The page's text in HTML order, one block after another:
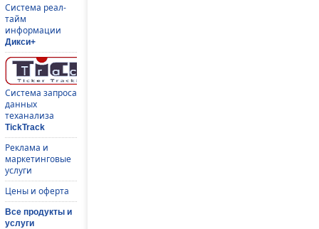
Система реал-
тайм
информации
Дикси+
Система запроса
данных
теханализа
TickTrack
Реклама и
маркетинговые
услуги
Цены и оферта
Все продукты и
услуги